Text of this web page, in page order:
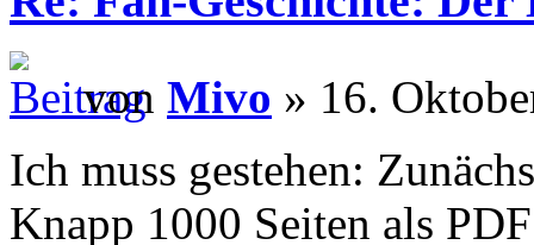
von Mivo » 16.
Ich muss gestehen:
Knapp 1000 Seiten als